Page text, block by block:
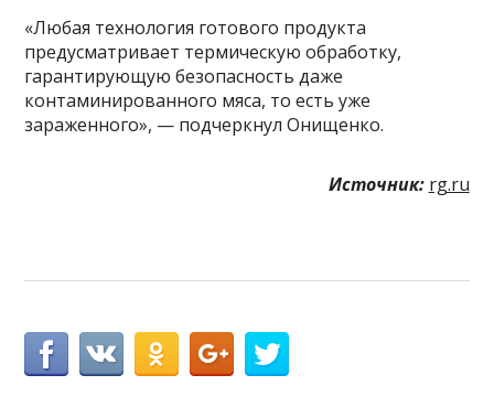
«Любая технология готового продукта
предусматривает термическую обработку,
гарантирующую безопасность даже
контаминированного мяса, то есть уже
зараженного», — подчеркнул Онищенко.
Источник: rg.ru